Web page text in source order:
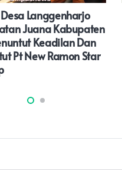
Langgenharjo
Juana Kabupaten
Keadilan Dan
Pt New Ramon Star